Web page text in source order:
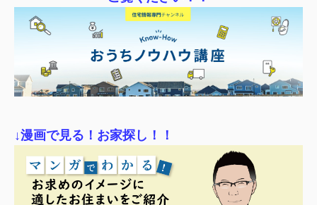
↓漫画で見る！お家探し！！